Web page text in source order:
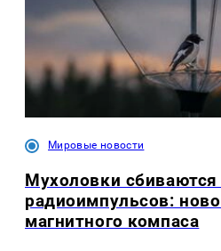
Мировые новости
Мухоловки сбиваются
радиоимпульсов:
магнитного компаса